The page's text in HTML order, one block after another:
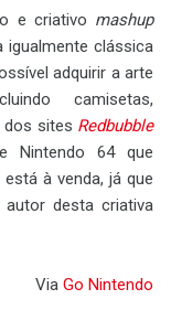
e criativo mashup
clássica
adquirir a arte
camisetas,
dos sites Redbubble
Nintendo 64 que
à venda, já que
desta criativa
Via Go Nintendo